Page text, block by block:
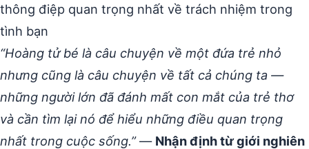
thông điệp quan trọng nhất về trách nhiệm trong
tình bạn
“Hoàng tử bé là câu chuyện về một đứa trẻ nhỏ
nhưng cũng là câu chuyện về tất cả chúng ta —
những người lớn đã đánh mất con mắt của trẻ thơ
và cần tìm lại nó để hiểu những điều quan trọng
nhất trong cuộc sống.”— Nhận định từ giới nghiên